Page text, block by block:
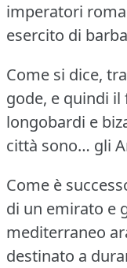
imperatori
esercito di
Come si dice,
gode, e quindi
longobardi e
città sono… gli
Come è
di un emirato e
mediterraneo
destinato a